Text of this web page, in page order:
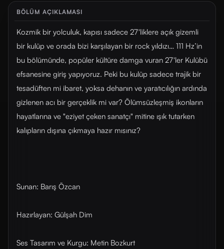
BÖLÜM AÇIKLAMASI
Kozmik bir yolculuk, kapısı sadece 27'liklere açık gizemli
bir kulüp ve orada bizi karşılayan bir rock yıldızı… 111 Hz’in
bu bölümünde, popüler kültüre damga vuran 27'ler Kulübü
efsanesine giriş yapıyoruz. Peki bu kulüp sadece trajik bir
tesadüften mi ibaret, yoksa dehanın ve yaratıcılığın ardında
gizlenen acı bir gerçeklik mi var? Ölümsüzleşmiş ikonların
hayatlarına ve "eziyet çeken sanatçı" mitine ışık tutarken
kalıpların dışına çıkmaya hazır mısınız?
Sunan: Barış Özcan
Hazırlayan: Gülşah Dim
Ses Tasarım ve Kurgu: Metin Bozkurt